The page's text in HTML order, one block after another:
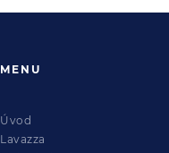
MENU
Úvod
Lavazza